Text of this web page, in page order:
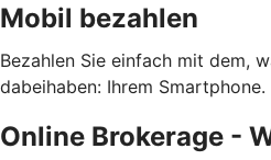
Mobil bezahlen
Bezahlen Sie einfach mit dem,
dabeihaben: Ihrem Smartphone.
Online Brokerage -